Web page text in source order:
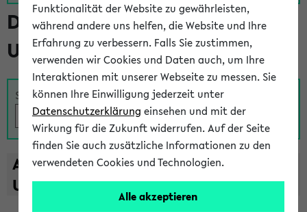
Das Lehrangebot der
Universität Bielefeld
Suche
A B C D E F G H I J K L M N O
U
V W X Y
Z
Funktionalität der Website zu gewährleisten,
während andere uns helfen, die Website und Ihre
Erfahrung zu verbessern. Falls Sie zustimmen,
verwenden wir Cookies und Daten auch, um Ihre
Interaktionen mit unserer Webseite zu messen. Sie
können Ihre Einwilligung jederzeit unter
Datenschutzerklärung einsehen und mit der
Wirkung für die Zukunft widerrufen. Auf der Seite
finden Sie auch zusätzliche Informationen zu den
verwendeten Cookies und Technologien.
Alle akzeptieren